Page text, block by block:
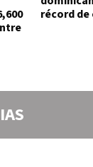
récord de